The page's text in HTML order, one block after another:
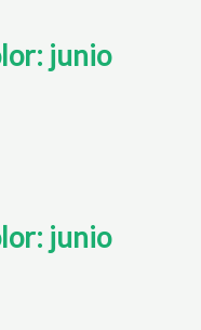
junio
junio